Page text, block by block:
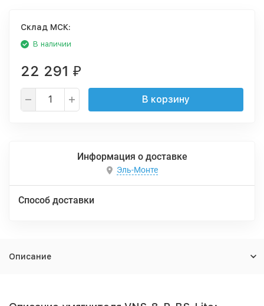
Cклад МСК:
В наличии
22 291 ₽
В корзину
Информация о доставке
Эль-Монте
Способ доставки
Описание